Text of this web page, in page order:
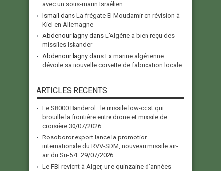
avec un sous-marin Israélien
Ismail dans La frégate El Moudamir en révision à
Kiel en Allemagne
Abdenour lagny dans L’Algérie a bien reçu des
missiles Iskander
Abdenour lagny dans La marine algérienne
dévoile sa nouvelle corvette de fabrication locale
ARTICLES RECENTS
Le S8000 Banderol : le missile low-cost qui
brouille la frontière entre drone et missile de
croisière 30/07/2026
Rosoboronexport lance la promotion
internationale du RVV-SDM, nouveau missile air-
air du Su-57E 29/07/2026
Le FBI revient à Alger, une quinzaine d’années